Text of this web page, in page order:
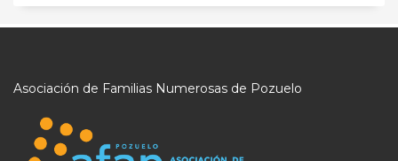
Asociación de Familias Numerosas de Pozuelo